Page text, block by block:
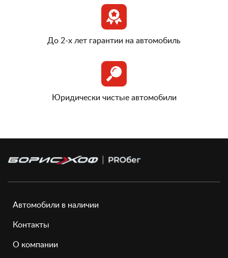
До 2-х лет гарантии на автомобиль
Юридически чистые автомобили
Автомобили в наличии
Контакты
О компании